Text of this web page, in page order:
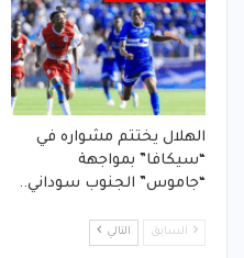
الهلال يختتم مشواره في
“سيكافا” بمواجهة
“جاموس” الجنوب سوداني..
السابق التالي